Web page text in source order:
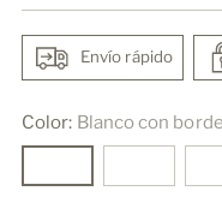
Envío rápido
Color: Blanco con